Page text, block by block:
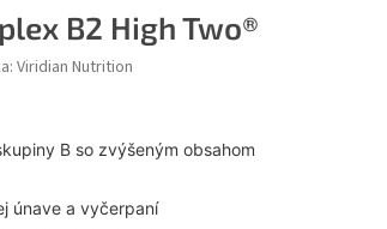
B2 High Two®
Viridian Nutrition
B so zvýšeným obsahom
únave a vyčerpaní